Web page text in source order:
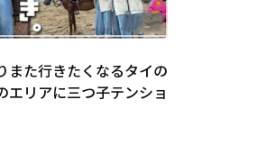
また行きたくなるタイの
エリアに三つ子テンショ